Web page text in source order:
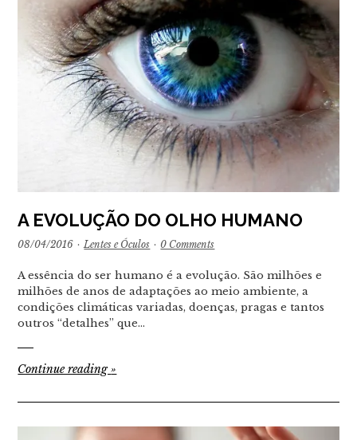
A EVOLUÇÃO DO OLHO HUMANO
08/04/2016 · Lentes e Óculos · 0 Comments
A essência do ser humano é a evolução. São milhões e
milhões de anos de adaptações ao meio ambiente, a
condições climáticas variadas, doenças, pragas e tantos
outros “detalhes” que…
Continue reading»